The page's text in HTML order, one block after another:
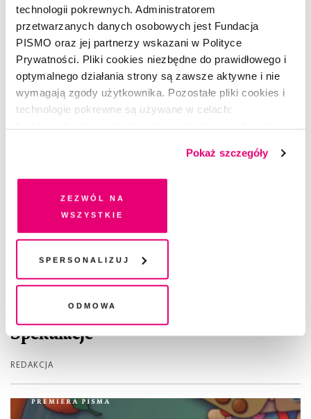
technologii pokrewnych. Administratorem
przetwarzanych danych osobowych jest Fundacja
PISMO oraz jej partnerzy wskazani w Polityce
Prywatności. Pliki cookies niezbędne do prawidłowego i
optymalnego działania strony są zawsze aktywne i nie
wymagają zgody użytkownika. Pozostałe pliki cookies i
technologie pokrewne są używane w celach:
dobrowolną zgodę na pliki cookies i technologie
pokrewne, zgadzasz się na przechowywanie informacji
na Twoim urządzeniu końcowym lub dostęp do niego i
przetwarzanie danych. Zgodę na wszystkie lub niektóre
chwili wycofać lub ponowić w zakładce "Ustawienia
plików cookie". Wycofanie zgody nie wpływa na
legalność przetwarzania danych przed jej wycofaniem
Pokaż szczegóły
Zezwól na
wszystkie
Spersonalizuj
Odmowa
Śledztwo Pisma 6. Odcinek 6.
Spekulacje
REDAKCJA